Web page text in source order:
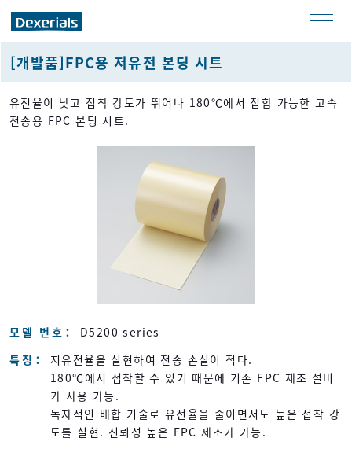
men
[개발품]FPC용 저유전 본딩 시트
유전율이 낮고 접착 강도가 뛰어나 180℃에서 접합 가능한 고속
전송용 FPC 본딩 시트.
모델 번호
D5200 series
특징
저유전율을 실현하여 전송 손실이 적다.
180℃에서 접착할 수 있기 때문에 기존 FPC 제조 설비
가 사용 가능.
독자적인 배합 기술로 유전율을 줄이면서도 높은 접착 강
도를 실현. 신뢰성 높은 FPC 제조가 가능.